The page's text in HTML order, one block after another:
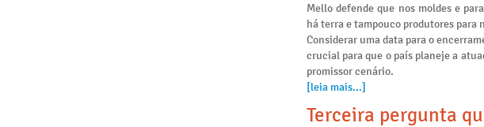
Mello defende que nos moldes e
há terra e tampouco produtores para
Considerar uma data para o
crucial para que o país planeje a
promissor cenário.
[leia mais...]
Terceira pergunta